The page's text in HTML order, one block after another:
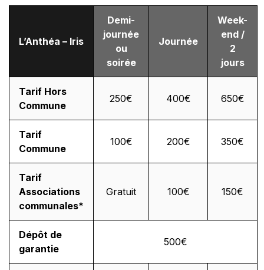
L’Anthéa – Iris
Demi-
journée
ou
soirée
Journée
Week-
end /
2
jours
Tarif Hors
Commune
250€ 400€ 650€
Tarif
Commune
100€ 200€ 350€
Tarif
Associations
communales*
Gratuit 100€ 150€
Dépôt de
garantie
500€